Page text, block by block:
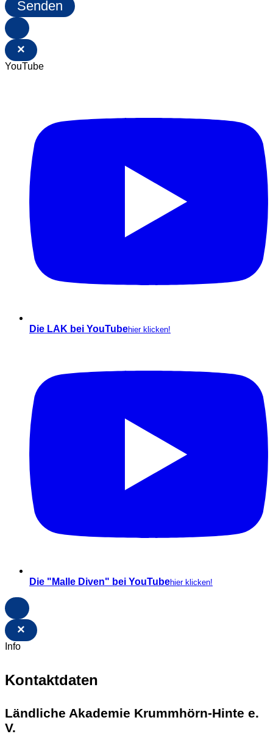
Senden
×
YouTube
Die LAK bei YouTubehier klicken!
Die "Malle Diven" bei YouTubehier klicken!
×
Info
Kontaktdaten
Ländliche Akademie Krummhörn-Hinte e.
V.